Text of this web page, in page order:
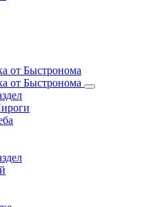
от Быстронома
от Быстронома